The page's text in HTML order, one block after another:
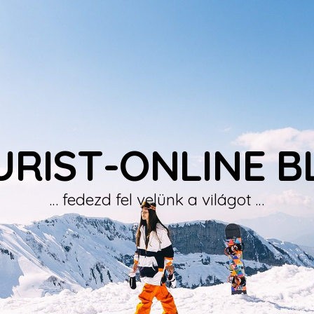
ONLINE
… fedezd fel velünk a világot …